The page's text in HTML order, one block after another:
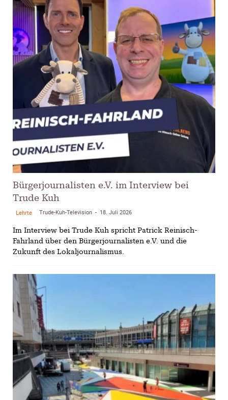
Bürgerjournalisten e.V. im Interview bei
Trude Kuh
Lehrte Trude-Kuh-Television - 18. Juli 2026
Im Interview bei Trude Kuh spricht Patrick Reinisch-
Fahrland über den Bürgerjournalisten e.V. und die
Zukunft des Lokaljournalismus.